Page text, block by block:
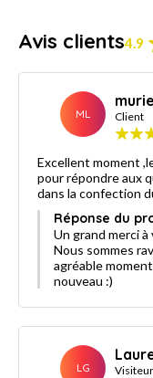
Avis clients4.9
ML Client
Excellent moment
pour répondre aux
dans la confection
Réponse du
Un grand merci à
Nous sommes
agréable
nouveau :)
LG Visiteur